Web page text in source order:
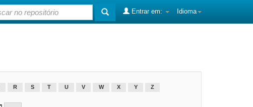
Idioma
Entrar em:
R S T U V W X Y Z